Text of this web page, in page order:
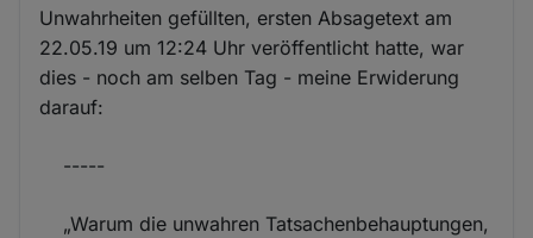
Unwahrheiten gefüllten, ersten Absagetext am
22.05.19 um 12:24 Uhr veröffentlicht hatte, war
dies - noch am selben Tag - meine Erwiderung
darauf:
-----
„Warum die unwahren Tatsachenbehauptungen,